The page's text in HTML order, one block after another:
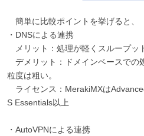
簡単に比較ポイントを挙げると、
・DNSによる連携
メリット：処理が軽くスループッ
デメリット：ドメインベースでの
粒度は粗い。
ライセンス：MerakiMXは
S Essentials以上
・AutoVPNによる連携